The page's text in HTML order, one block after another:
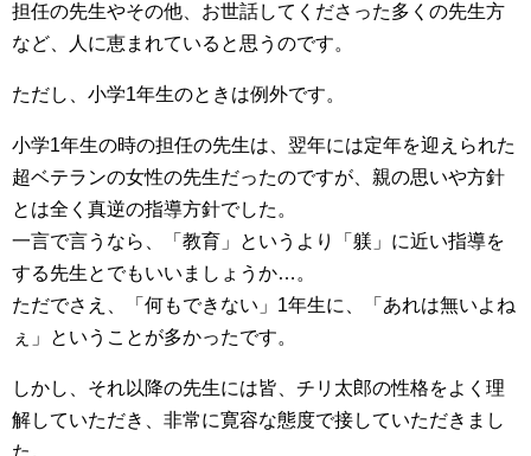
担任の先生やその他、お世話してくださった多くの先生方
など、人に恵まれていると思うのです。
ただし、小学1年生のときは例外です。
小学1年生の時の担任の先生は、翌年には定年を迎えられた
超ベテランの女性の先生だったのですが、親の思いや方針
とは全く真逆の指導方針でした。
一言で言うなら、「教育」というより「躾」に近い指導を
する先生とでもいいましょうか…。
ただでさえ、「何もできない」1年生に、「あれは無いよね
ぇ」ということが多かったです。
しかし、それ以降の先生には皆、チリ太郎の性格をよく理
解していただき、非常に寛容な態度で接していただきまし
た。